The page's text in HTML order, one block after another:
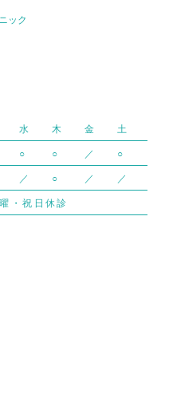
ック
水 木 金
土
○ ○ ／
○
／ ○ ／
／
・祝日休診